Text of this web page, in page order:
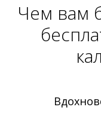
Чем вам